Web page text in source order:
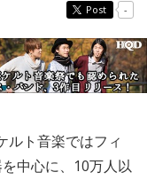
Post -
ルト音楽ではフィ
中心に、10万人以